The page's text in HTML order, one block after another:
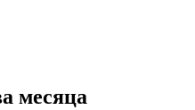
месяца